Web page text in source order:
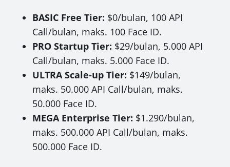
BASIC Free Tier: $0/bulan, 100 API
Call/bulan, maks. 100 Face ID.
PRO Startup Tier: $29/bulan, 5.000 API
Call/bulan, maks. 5.000 Face ID.
ULTRA Scale-up Tier: $149/bulan,
maks. 50.000 API Call/bulan, maks.
50.000 Face ID.
MEGA Enterprise Tier: $1.290/bulan,
maks. 500.000 API Call/bulan, maks.
500.000 Face ID.